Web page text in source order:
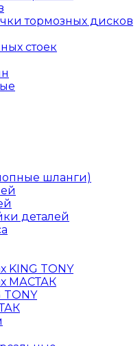
тормозных дисков
стоек
шланги)
деталей
KING TONY
МАСТАК